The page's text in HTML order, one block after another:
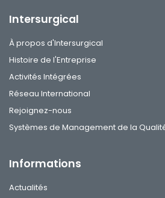
Intersurgical
À propos d'Intersurgical
Histoire de l'Entreprise
Activités Intégrées
Réseau International
Rejoignez-nous
Systèmes de Management de la
Informations
Actualités